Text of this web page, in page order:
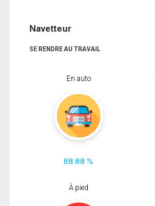
Navetteur
SE RENDRE AU TRAVAIL
En auto
88.88 %
À pied